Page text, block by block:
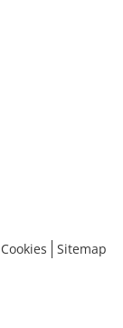
Cookies
Sitemap